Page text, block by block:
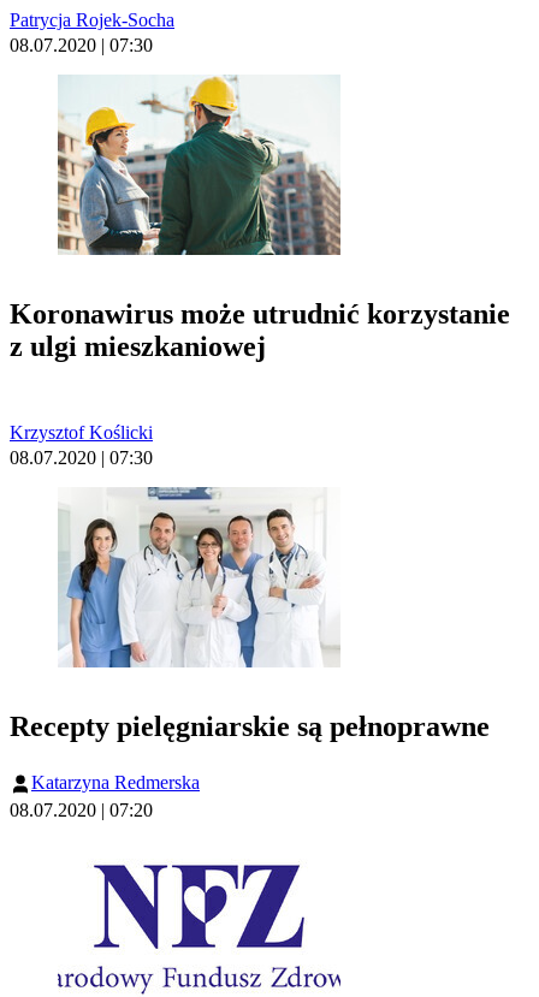
Patrycja Rojek-Socha
08.07.2020 | 07:30
Koronawirus może utrudnić korzystanie
z ulgi mieszkaniowej
Krzysztof Koślicki
08.07.2020 | 07:30
Recepty pielęgniarskie są pełnoprawne
Katarzyna Redmerska
08.07.2020 | 07:20